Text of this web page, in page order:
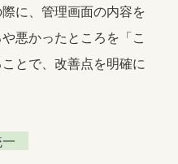
に、管理画面の内容を
悪かったところを「こ
とで、改善点を明確に
一